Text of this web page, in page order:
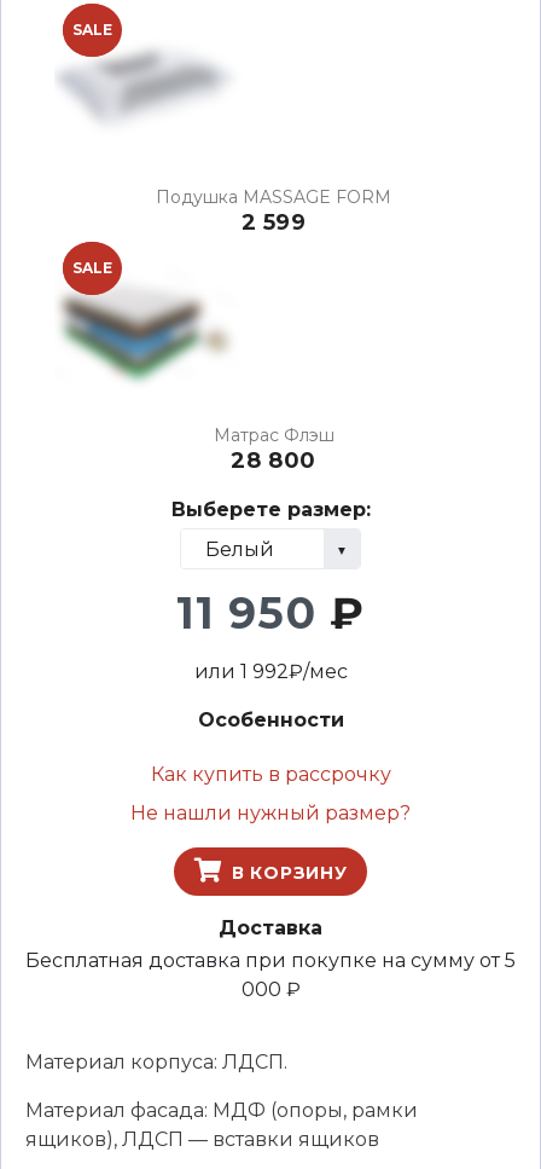
NEW
SALE
Подушка MASSAGE FORM
2 599
NEW
SALE
Матрас Флэш
28 800
Выберете размер:
11 950 ₽
или 1 992₽/мес
Особенности
Как купить в рассрочку
Не нашли нужный размер?
В КОРЗИНУ
Доставка
Бесплатная доставка при покупке на сумму от 5
000 ₽
Материал корпуса: ЛДСП.
Материал фасада: МДФ (опоры, рамки
ящиков), ЛДСП — вставки ящиков